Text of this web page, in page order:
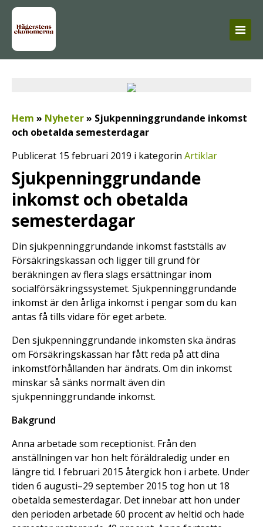
Hem » Nyheter» Sjukpenninggrundande inkomst
och obetalda semesterdagar
Publicerat 15 februari 2019 i kategorin Artiklar
Sjukpenninggrundande
inkomst och obetalda
semesterdagar
Din sjukpenninggrundande inkomst fastställs av
Försäkringskassan och ligger till grund för
beräkningen av flera slags ersättningar inom
socialförsäkringssystemet. Sjukpenninggrundande
inkomst är den årliga inkomst i pengar som du kan
antas få tills vidare för eget arbete.
Den sjukpenninggrundande inkomsten ska ändras
om Försäkringskassan har fått reda på att dina
inkomstförhållanden har ändrats. Om din inkomst
minskar så sänks normalt även din
sjukpenninggrundande inkomst.
Bakgrund
Anna arbetade som receptionist. Från den
anställningen var hon helt föräldraledig under en
längre tid. I februari 2015 återgick hon i arbete. Under
tiden 6 augusti–29 september 2015 tog hon ut 18
obetalda semesterdagar. Det innebar att hon under
den perioden arbetade 60 procent av heltid och hade